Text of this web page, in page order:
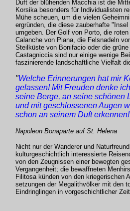
Duft der blühenden Macchia ist die
Korsika besonders für Individualisten
Mühe scheuen, um die vielen
ergründen, die diese zauberhafte
umgeben. Der Golf von Porto, die
Calanche von Piana, die Felsnadeln
Steilküste von Bonifacio oder die
Castagniccia sind nur einige wenige
faszinierende landschaftliche Vielfalt
"Welche Erinnerungen hat mir
gelassen! Mit Freuden denke
seine Berge, an seine schönen
und mit geschlossenen Augen
schon an seinem Duft erkennen!
Napoleon Bonaparte auf St. Helena
Nicht nur der Wanderer und
kulturgeschichtlich interessierte
von den Zeugnissen einer bewegten
Vergangenheit; die bewaffneten
Filitosa künden von den kriegerischen
setzungen der Megalithvölker mit den
Eindringlingen in vorgeschichtlicher